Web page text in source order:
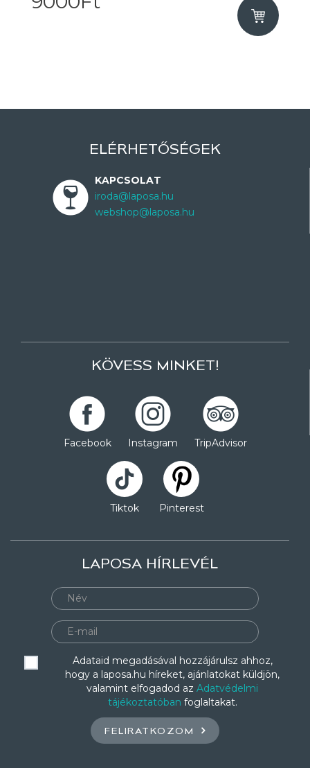
ELÉRHETŐSÉGEK
KAPCSOLAT
iroda@laposa.hu
webshop@laposa.hu
KÖVESS MINKET!
Facebook Instagram TripAdvisor
Tiktok Pinterest
LAPOSA HÍRLEVÉL
Adataid megadásával hozzájárulsz ahhoz,
hogy a laposa.hu híreket, ajánlatokat küldjön,
valamint elfogadod az Adatvédelmi
tájékoztatóban foglaltakat.
FELIRATKOZOM